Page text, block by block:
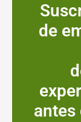
de
antes